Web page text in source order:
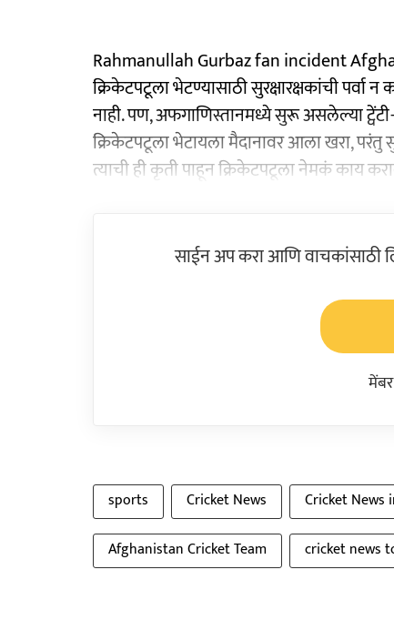
Rahmanullah Gurbaz fan incident
क्रिकेटपटूला भेटण्यासाठी सुरक्षारक्षकांची पर्वा
नाही. पण, अफगाणिस्तानमध्ये सुरू असलेल्या
क्रिकेटपटूला भेटायला मैदानावर आला खरा,
त्याची ही कृती पाहून क्रिकेटपटूला नेमकं काय
साईन अप करा आणि वाचकांसाठी
sports Cricket News Cricket News
Afghanistan Cricket Team
cricket news